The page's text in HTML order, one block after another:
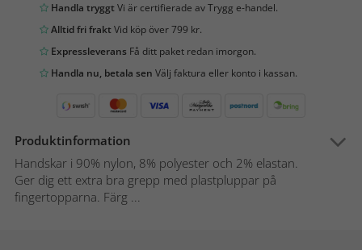
Handla tryggtVi är certifierade av Trygg e-handel.
Alltid fri fraktVid köp över 799 kr.
Expressleverans Få ditt paket redan imorgon.
Handla nu, betala sen Välj faktura eller konto i kassan.
Produktinformation
Handskar i 90% nylon, 8% polyester och 2% elastan.
Ger dig ett extra bra grepp med plastpluppar på
fingertopparna. Färg ...